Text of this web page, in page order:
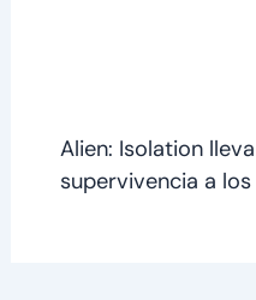
Alien: Isolation
supervivencia a